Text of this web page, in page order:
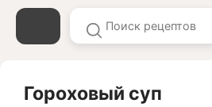
Гороховый суп